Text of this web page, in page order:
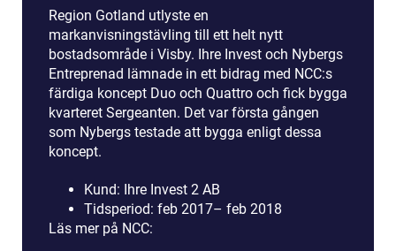
Region Gotland utlyste en
markanvisningstävling till ett helt nytt
bostadsområde i Visby. Ihre Invest och Nybergs
Entreprenad lämnade in ett bidrag med NCC:s
färdiga koncept Duo och Quattro och fick bygga
kvarteret Sergeanten. Det var första gången
som Nybergs testade att bygga enligt dessa
koncept.
Kund: Ihre Invest 2 AB
Tidsperiod: feb 2017– feb 2018
Läs mer på NCC: